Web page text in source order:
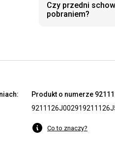
Czy przedni
pobraniem?
Produkt o numerze
9211126J00291
Co to znaczy?